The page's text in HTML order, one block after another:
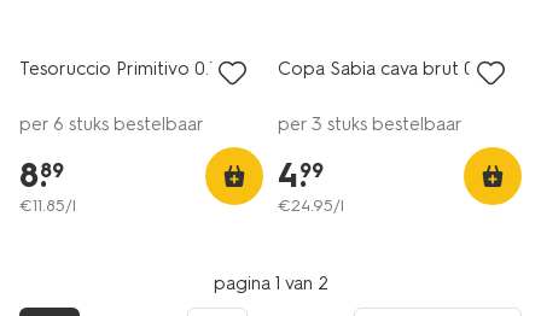
Tesoruccio Primitivo 0.75L
per 6 stuks bestelbaar
8.
89
€11.85/l
Copa Sabia cava brut 0.2L
per 3 stuks bestelbaar
4.
99
€24.95/l
pagina 1 van 2